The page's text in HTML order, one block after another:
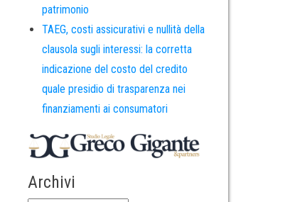
patrimonio
TAEG, costi assicurativi e nullità della
clausola sugli interessi: la corretta
indicazione del costo del credito
quale presidio di trasparenza nei
finanziamenti ai consumatori
Archivi